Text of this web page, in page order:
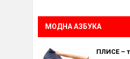
МОДНА АЗБУКА
ПЛИСЕ –